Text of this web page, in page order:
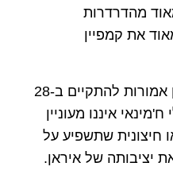
מהדרדרות
את קמפיין
הבחירות לנשיאות באיראן אמורות להתקיים ב-28
איננו מעוניין
חיצונית שתשפיע על
יציבותה של איראן.